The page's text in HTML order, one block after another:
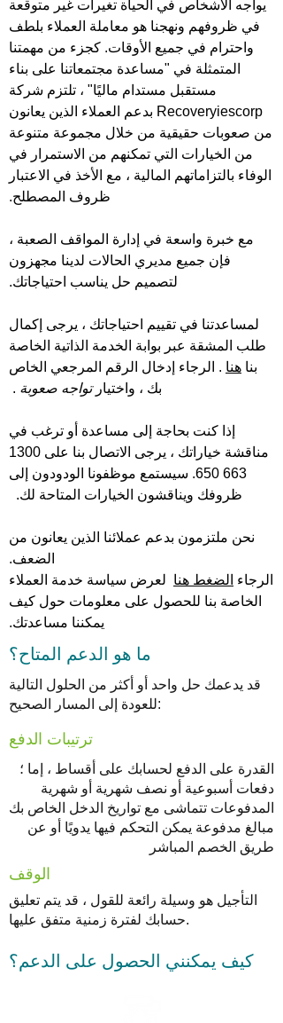
يواجه الأشخاص في الحياة تغيرات غير متوقعة
في ظروفهم ونهجنا هو معاملة العملاء بلطف
واحترام في جميع الأوقات. كجزء من مهمتنا
المتمثلة في "مساعدة مجتمعاتنا على بناء
مستقبل مستدام ماليًا" ، تلتزم شركة
Recoveryiescorp بدعم العملاء الذين يعانون
من صعوبات حقيقية من خلال مجموعة متنوعة
من الخيارات التي تمكنهم من الاستمرار في
الوفاء بالتزاماتهم المالية ، مع الأخذ في الاعتبار
ظروف المصطلح.
مع خبرة واسعة في إدارة المواقف الصعبة ،
فإن جميع مديري الحالات لدينا مجهزون
لتصميم حل يناسب احتياجاتك.
لمساعدتنا في تقييم احتياجاتك ، يرجى إكمال
طلب المشقة عبر بوابة الخدمة الذاتية الخاصة
بنا هنا . الرجاء إدخال الرقم المرجعي الخاص
بك ، واختيارتواجه صعوبة .
إذا كنت بحاجة إلى مساعدة أو ترغب في
مناقشة خياراتك ، يرجى الاتصال بنا على 1300
663 650. سيستمع موظفونا الودودون إلى
ظروفك ويناقشون الخيارات المتاحة لك.
نحن ملتزمون بدعم عملائنا الذين يعانون من
الضعف.
الرجاء الضغط هنا لعرض سياسة خدمة العملاء
الخاصة بنا للحصول على معلومات حول كيف
يمكننا مساعدتك.
ما هو الدعم المتاح؟
قد يدعمك حل واحد أو أكثر من الحلول التالية
للعودة إلى المسار الصحيح:
ترتيبات الدفع
القدرة على الدفع لحسابك على أقساط ، إما ؛
دفعات أسبوعية أو نصف شهرية أو شهرية
المدفوعات تتماشى مع تواريخ الدخل الخاص بك
مبالغ مدفوعة يمكن التحكم فيها يدويًا أو عن
طريق الخصم المباشر
الوقف
التأجيل هو وسيلة رائعة للقول ، قد يتم تعليق
حسابك لفترة زمنية متفق عليها.
كيف يمكنني الحصول على الدعم؟